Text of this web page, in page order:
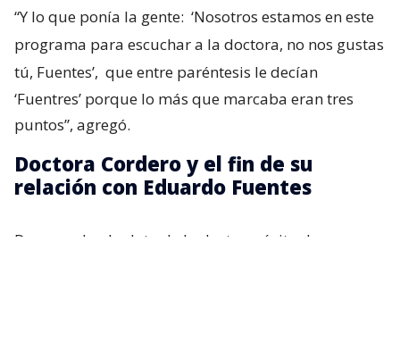
“Y lo que ponía la gente: ‘Nosotros estamos en este
programa para escuchar a la doctora, no nos gustas
tú, Fuentes’, que entre paréntesis le decían
‘Fuentres’ porque lo más que marcaba eran tres
puntos”, agregó.
Doctora Cordero y el fin de su
relación con Eduardo Fuentes
De acuerdo al relato de la doctora, éxito de